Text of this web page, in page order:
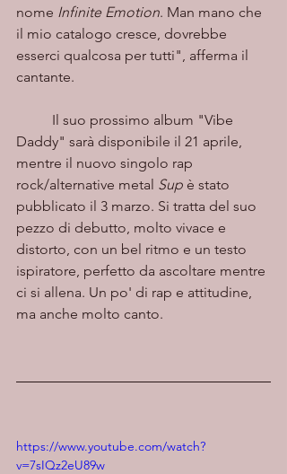
nome Infinite Emotion. Man mano che
il mio catalogo cresce, dovrebbe
esserci qualcosa per tutti", afferma il
cantante.
Daddy" sarà disponibile il 21 aprile,
mentre il nuovo singolo rap
rock/alternative metal Sup è stato
pubblicato il 3 marzo. Si tratta del suo
pezzo di debutto, molto vivace e
distorto, con un bel ritmo e un testo
ispiratore, perfetto da ascoltare mentre
ci si allena. Un po' di rap e attitudine,
ma anche molto canto.
https://www.youtube.com/watch?
v=7sIQz2eU89w